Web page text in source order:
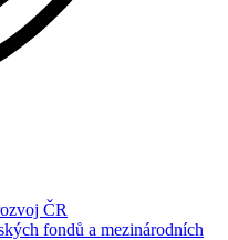
ČR
fondů a mezinárodních